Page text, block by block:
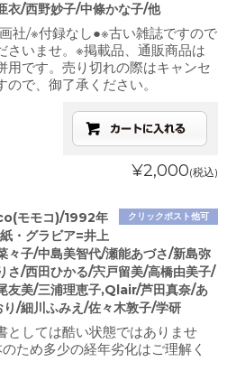
衣/西野妙子/中條かな子/他
社/※付録なし●※古い雑誌ですので
さいませ。※掲載品、通販商品は
用です。売り切れの際はキャンセ
で、御了承ください。
¥2,000(税込)
クリックポスト他可
モモコ)/1992年
・グラビア=井上
々子/中島美智代/瀬能あづさ/新島弥
さ/西田ひかる/宍戸留美/高橋由美子/
友美/三浦理恵子,Qlair/芦田真奈/あ
り/細川ふみえ/佐々木敦子/学研
としては酷い状態ではありませ
ため多少の経年劣化はご理解く